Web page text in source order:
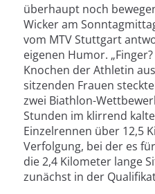
überhaupt noch
Wicker am
vom MTV Stuttgart
eigenen Humor.
Knochen der Athletin
sitzenden Frauen
zwei Biathlon-
Stunden im klirrend
Einzelrennen über 12,5
Verfolgung, bei der es
die 2,4 Kilometer lange
zunächst in der